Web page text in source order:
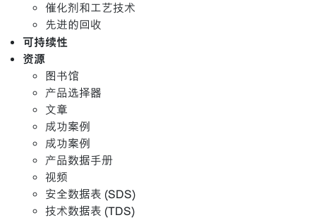
催化剂和工艺技术
先进的回收
可持续性
资源
图书馆
产品选择器
文章
成功案例
成功案例
产品数据手册
视频
安全数据表 (SDS)
技术数据表 (TDS)